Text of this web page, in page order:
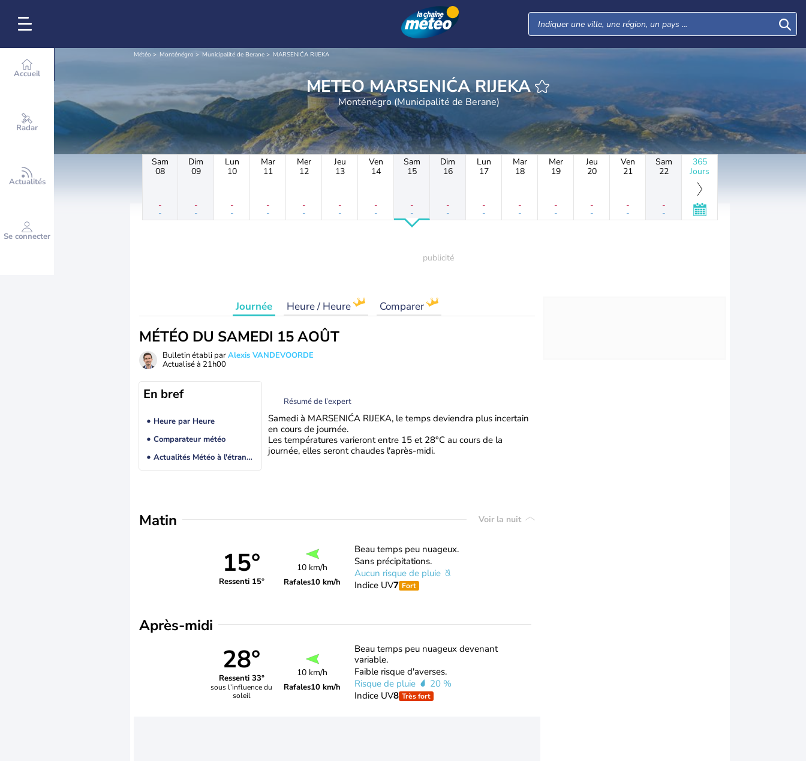
Accueil
Radar
Actualités
Se connecter
Météo Monténégro Municipalité de Berane MARSENIĆA RIJEKA
METEO MARSENIĆA RIJEKA
Monténégro (Municipalité de Berane)
Sam
08
-
-
Dim
09
-
-
Lun
10
-
-
Mar
11
-
-
Mer
12
-
-
Jeu
13
-
-
Ven
14
-
-
Sam
15
-
-
Dim
16
-
-
Lun
17
-
-
Mar
18
-
-
Mer
19
-
-
Jeu
20
-
-
Ven
21
-
-
Sam
22
-
-
365
Jours
Journée Heure / Heure Comparer
MÉTÉO DU SAMEDI 15 AOÛT
Bulletin établi parAlexis VANDEVOORDE
Actualisé à 21h00
En bref
Heure par Heure
Comparateur météo
Actualités Météo à l'étranger
Résumé de l’expert
Samedi à MARSENIĆA RIJEKA, le temps deviendra plus incertain
en cours de journée.
Les températures varieront entre 15 et 28°C au cours de la
journée, elles seront chaudes l'après-midi.
Matin Voir la nuit
15°
Ressenti 15°
10 km/h
Rafales10 km/h
Beau temps peu nuageux.
Sans précipitations.
Aucun risque de pluie
Indice UV7 Fort
Après-midi
28°
Ressenti 33°
sous l’influence du
soleil
10 km/h
Rafales10 km/h
Beau temps peu nuageux devenant
variable.
Faible risque d'averses.
Risque de pluie
20 %
Indice UV8 Très fort